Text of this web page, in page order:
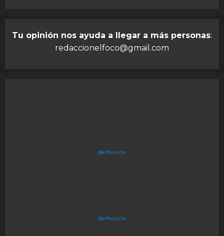
Tu opinión nos ayuda a llegar a más personas:
redaccionelfoco@gmail.com
@elfocovzla
@elfocovzla